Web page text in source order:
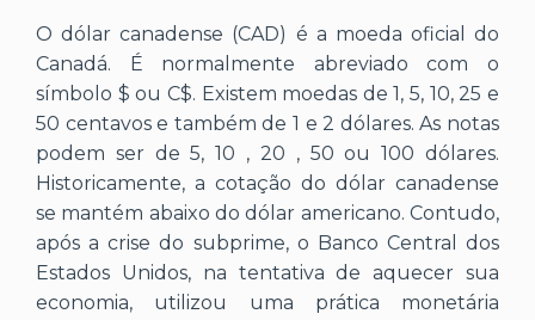
O dólar canadense (CAD) é a moeda oficial do
Canadá. É normalmente abreviado com o
símbolo $ ou C$. Existem moedas de 1, 5, 10, 25 e
50 centavos e também de 1 e 2 dólares. As notas
podem ser de 5, 10 , 20 , 50 ou 100 dólares.
Historicamente, a cotação do dólar canadense
se mantém abaixo do dólar americano. Contudo,
após a crise do subprime, o Banco Central dos
Estados Unidos, na tentativa de aquecer sua
economia, utilizou uma prática monetária